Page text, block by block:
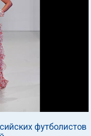
футболистов